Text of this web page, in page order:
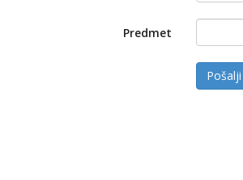
Predmet
Pošalji